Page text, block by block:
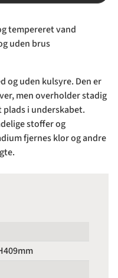
tempereret vand
uden brus
og uden kulsyre. Den er
men overholder stadig
i underskabet.
stoffer og
fjernes klor og andre